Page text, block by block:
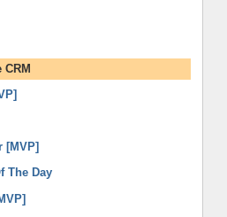
[MVP]
The Day